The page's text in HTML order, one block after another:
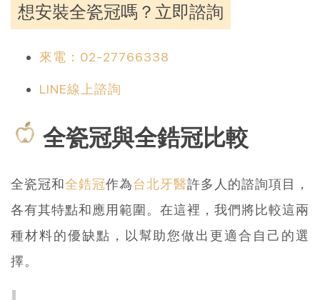
想安裝全瓷冠嗎？立即諮詢
來電：02-27766338
LINE線上諮詢
全瓷冠與全鋯冠比較
全瓷冠和全鋯冠作為台北牙醫許多人的諮詢項目，
各有其特點和應用範圍。在這裡，我們將比較這兩
種材料的優缺點，以幫助您做出更適合自己的選
擇。